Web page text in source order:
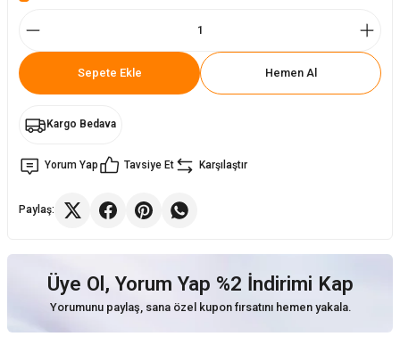
Sandalye
Sepete Ekle Hemen Al
Kargo Bedava
Yorum Yap Tavsiye Et Karşılaştır
Paylaş:
Üye Ol, Yorum Yap %2 İndirimi Kap
Yorumunu paylaş, sana özel kupon fırsatını hemen yakala.